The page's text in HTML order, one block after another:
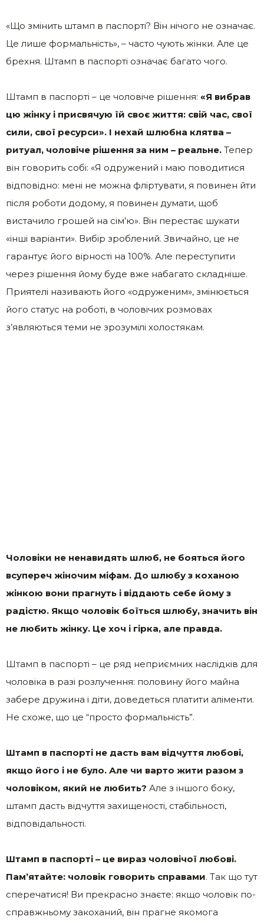
«Що змінить штамп в паспорті? Він нічого не означає.
Це лише формальність», – часто чують жінки. Але це
брехня. Штамп в паспорті означає багато чого.
Штамп в паспорті – це чоловіче рішення: «Я вибрав
цю жінку і присвячую їй своє життя: свій час, свої
сили, свої ресурси». І нехай шлюбна клятва –
ритуал, чоловіче рішення за ним – реальне. Тепер
він говорить собі: «Я одружений і маю поводитися
відповідно: мені не можна фліртувати, я повинен йти
після роботи додому, я повинен думати, щоб
вистачило грошей на сім’ю». Він перестає шукати
«інші варіанти». Вибір зроблений. Звичайно, це не
гарантує його вірності на 100%. Але переступити
через рішення йому буде вже набагато складніше.
Приятелі називають його «одруженим», змінюється
його статус на роботі, в чоловічих розмовах
з’являються теми не зрозумілі холостякам.
Чоловіки не ненавидять шлюб, не бояться його
всупереч жіночим міфам. До шлюбу з коханою
жінкою вони прагнуть і віддають себе йому з
радістю. Якщо чоловік боїться шлюбу, значить він
не любить жінку. Це хоч і гірка, але правда.
Штамп в паспорті – це ряд неприємних наслідків для
чоловіка в разі розлучення: половину його майна
забере дружина і діти, доведеться платити аліменти.
Не схоже, що це “просто формальність”.
Штамп в паспорті не дасть вам відчуття любові,
якщо його і не було. Але чи варто жити разом з
чоловіком, який не любить? Але з іншого боку,
штамп дасть відчуття захищеності, стабільності,
відповідальності.
Штамп в паспорті – це вираз чоловічої любові.
Пам’ятайте: чоловік говорить справами. Так що тут
сперечатися! Ви прекрасно знаєте: якщо чоловік по-
справжньому закоханий, він прагне якомога